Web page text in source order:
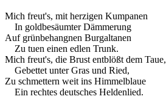
Mich freut's, mit herzigen Kumpanen
In goldbesäumter Dämmerung
Auf grünbehangnen Burgaltanen
Zu tuen einen edlen Trunk.
Mich freut's, die Brust entblößt dem Taue,
Gebettet unter Gras und Ried,
Zu schmettern weit ins Himmelblaue
Ein rechtes deutsches Heldenlied.